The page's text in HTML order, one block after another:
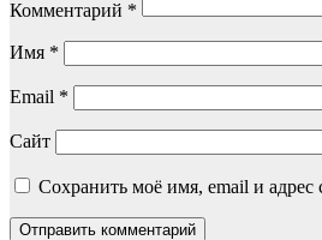
Комментарий *
Имя *
Email *
Сайт
Сохранить моё имя, email и адрес